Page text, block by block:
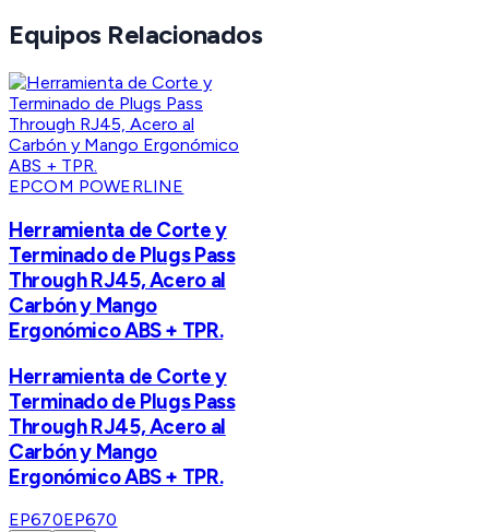
Equipos Relacionados
EPCOM POWERLINE
Herramienta de Corte y
Terminado de Plugs Pass
Through RJ45, Acero al
Carbón y Mango
Ergonómico ABS + TPR.
Herramienta de Corte y
Terminado de Plugs Pass
Through RJ45, Acero al
Carbón y Mango
Ergonómico ABS + TPR.
EP670EP670